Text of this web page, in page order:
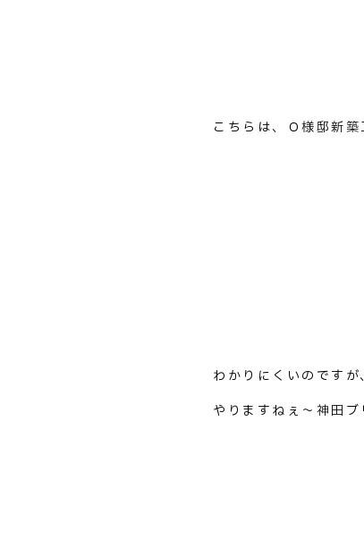
こちらは、Ｏ様邸新築
わかりにくいのです
やりますねぇ～神田ブ